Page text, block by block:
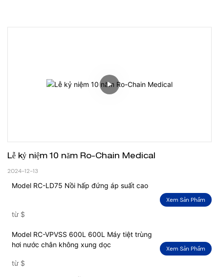
Lễ kỷ niệm 10 năm Ro-Chain Medical
2024-12-13
Model RC-LD75 Nồi hấp đứng áp suất cao
từ $
Xem Sản Phẩm
Model RC-VPVSS 600L 600L Máy tiệt trùng
hơi nước chân không xung dọc
từ $
Xem Sản Phẩm